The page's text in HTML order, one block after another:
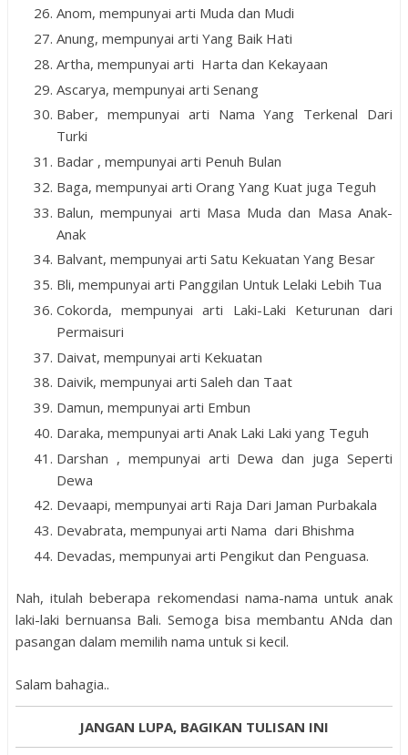
Anom, mempunyai arti Muda dan Mudi
Anung, mempunyai arti Yang Baik Hati
Artha, mempunyai arti Harta dan Kekayaan
Ascarya, mempunyai arti Senang
Baber, mempunyai arti Nama Yang Terkenal Dari
Turki
Badar , mempunyai arti Penuh Bulan
Baga, mempunyai arti Orang Yang Kuat juga Teguh
Balun, mempunyai arti Masa Muda dan Masa Anak-
Anak
Balvant, mempunyai arti Satu Kekuatan Yang Besar
Bli, mempunyai arti Panggilan Untuk Lelaki Lebih Tua
Cokorda, mempunyai arti Laki-Laki Keturunan dari
Permaisuri
Daivat, mempunyai arti Kekuatan
Daivik, mempunyai arti Saleh dan Taat
Damun, mempunyai arti Embun
Daraka, mempunyai arti Anak Laki Laki yang Teguh
Darshan , mempunyai arti Dewa dan juga Seperti
Dewa
Devaapi, mempunyai arti Raja Dari Jaman Purbakala
Devabrata, mempunyai arti Nama dari Bhishma
Devadas, mempunyai arti Pengikut dan Penguasa.
Nah, itulah beberapa rekomendasi nama-nama untuk anak
laki-laki bernuansa Bali. Semoga bisa membantu ANda dan
pasangan dalam memilih nama untuk si kecil.
Salam bahagia..
JANGAN LUPA, BAGIKAN TULISAN INI